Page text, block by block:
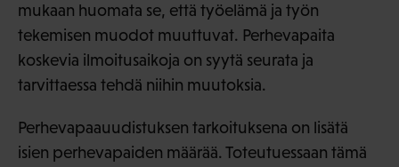
mukaan huomata se, että työelämä ja työn
tekemisen muodot muuttuvat. Perhevapaita
koskevia ilmoitusaikoja on syytä seurata ja
tarvittaessa tehdä niihin muutoksia.
Perhevapaauudistuksen tarkoituksena on lisätä
isien perhevapaiden määrää. Toteutuessaan tämä